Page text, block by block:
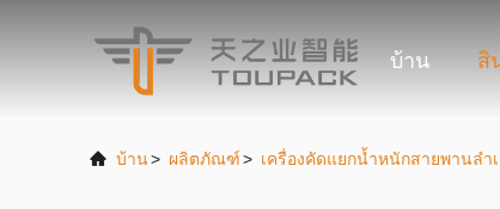
บ้าน สิ
บ้าน> ผลิตภัณฑ์> เครื่องคัดแยกน้ำหนักสายพานลำ